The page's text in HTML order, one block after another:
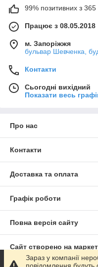
99% позитивних з 365
Працює з 08.05.2018
м. Запоріжжя
бульвар Шевченка,
Контакти
Сьогодні вихідний
Показати весь
Про нас
Контакти
Доставка та оплата
Графік роботи
Повна версія сайту
Сайт створено на
Зараз у компанії